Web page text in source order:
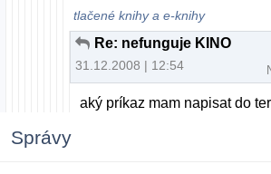
tlačené knihy a e-knihy
Re: nefunguje KINO
31.12.2008 | 12:54
aký príkaz mam napisat do
Správy